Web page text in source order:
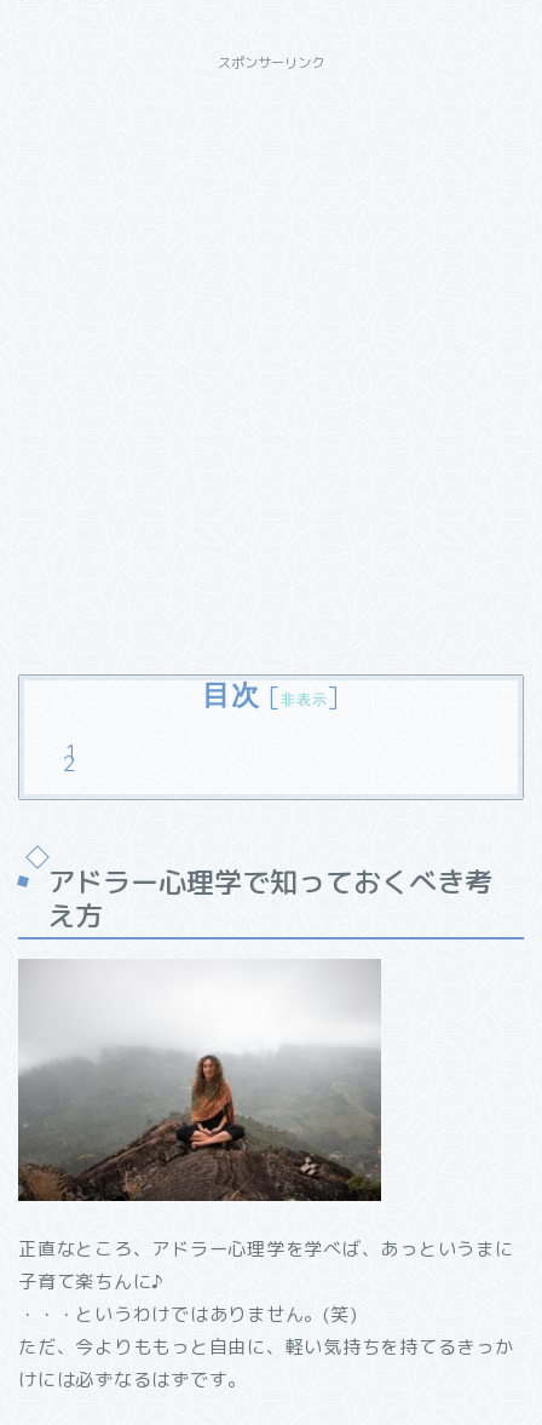
スポンサーリンク
目次 [非表示]
アドラー心理学で知っておくべき考
え方
正直なところ、アドラー心理学を学べば、あっというまに
子育て楽ちんに♪
・・・というわけではありません。(笑)
ただ、今よりももっと自由に、軽い気持ちを持てるきっか
けには必ずなるはずです。